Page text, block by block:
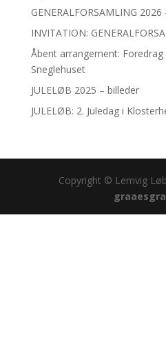
GENERALFORSAMLING
INVITATION:
Åbent arrangement:
Sneglehuset
JULELØB 2025 – billeder
JULELØB: 2. Juledag i
Copyright © Lemvig